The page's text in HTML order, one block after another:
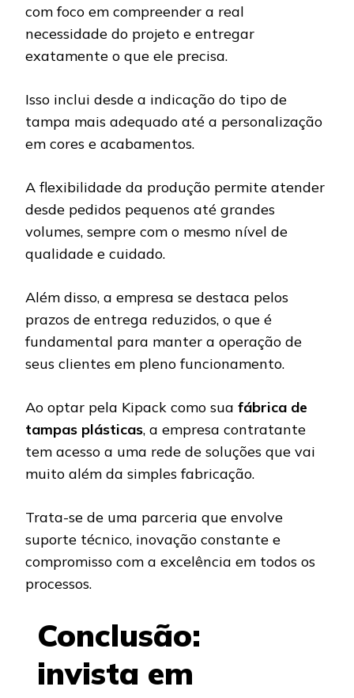
com foco em compreender a real
necessidade do projeto e entregar
exatamente o que ele precisa.
Isso inclui desde a indicação do tipo de
tampa mais adequado até a personalização
em cores e acabamentos.
A flexibilidade da produção permite atender
desde pedidos pequenos até grandes
volumes, sempre com o mesmo nível de
qualidade e cuidado.
Além disso, a empresa se destaca pelos
prazos de entrega reduzidos, o que é
fundamental para manter a operação de
seus clientes em pleno funcionamento.
Ao optar pela Kipack como sua fábrica de
tampas plásticas, a empresa contratante
tem acesso a uma rede de soluções que vai
muito além da simples fabricação.
Trata-se de uma parceria que envolve
suporte técnico, inovação constante e
compromisso com a excelência em todos os
processos.
Conclusão:
invista em